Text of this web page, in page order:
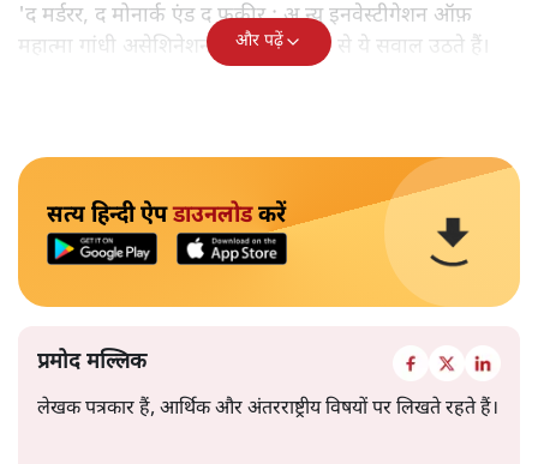
'द मर्डरर, द मोनार्क एंड द फ़कीर : अ न्यू इनवेस्टीगेशन ऑफ़
महात्मा गांधी असेशिनेशन' नामक किताब से ये सवाल उठते हैं।
और पढ़ें
सत्य हिन्दी ऐपडाउनलोडकरें
प्रमोद मल्लिक
लेखक पत्रकार हैं, आर्थिक और अंतरराष्ट्रीय विषयों पर लिखते रहते हैं।